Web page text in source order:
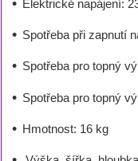
Elektrické napájení:
Spotřeba při zapnutí
Spotřeba pro topný
Spotřeba pro topný
Hmotnost: 16 kg